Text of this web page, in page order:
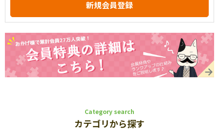
Category search
カテゴリから探す